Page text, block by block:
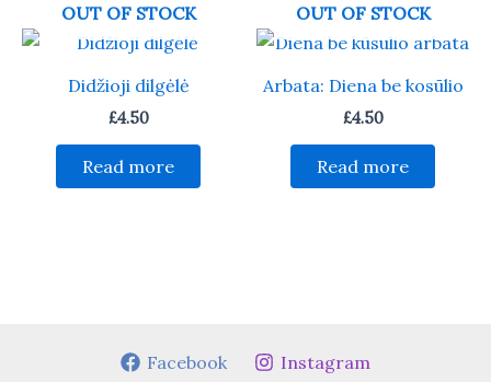
OUT OF STOCK
Didžioji dilgėlė
£4.50
Read more
OUT OF STOCK
Arbata: Diena be kosūlio
£4.50
Read more
Facebook Instagram